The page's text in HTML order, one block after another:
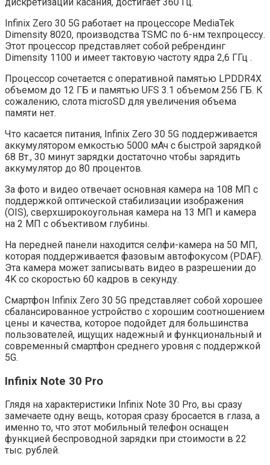
Infinix Zero 30 5G работает на процессоре MediaTek
Dimensity 8020, производства TSMC по 6-нм техпроцессу.
Этот процессор представляет собой ребрендинг
Dimensity 1100 и имеет тактовую частоту ядра 2,6 ГГц .
Процессор сочетается с оперативной памятью LPDDR4X
объемом до 12 ГБ и памятью UFS 3.1 объемом 256 ГБ. К
сожалению, слота microSD для увеличения объема
памяти нет.
Что касается питания, Infinix Zero 30 5G поддерживается
аккумулятором емкостью 5000 мАч с быстрой зарядкой
68 Вт., 30 минут зарядки достаточно чтобы зарядить
аккумулятор до 80 процентов.
За фото и видео отвечает основная камера на 108 МП с
поддержкой оптической стабилизации изображения
(OIS), сверхширокоугольная камера на 13 МП и камера
на 2 МП с объективом глубины.
На передней панели находится селфи-камера на 50 МП,
которая поддерживается фазовым автофокусом (PDAF).
Эта камера может записывать видео в разрешении до
4K со скоростью 60 кадров в секунду.
Смартфон Infinix Zero 30 5G представляет собой хорошее
сбалансированное устройство с хорошим соотношением
цены и качества, которое подойдет для большинства
пользователей, ищущих надежный и функциональный и
современный смартфон среднего уровня с поддержкой
5G.
Infinix Note 30 Pro
Глядя на характеристики Infinix Note 30 Pro, вы сразу
замечаете одну вещь, которая сразу бросается в глаза, а
именно то, что этот мобильный телефон оснащен
функцией беспроводной зарядки при стоимости в 22
тыс. рублей.